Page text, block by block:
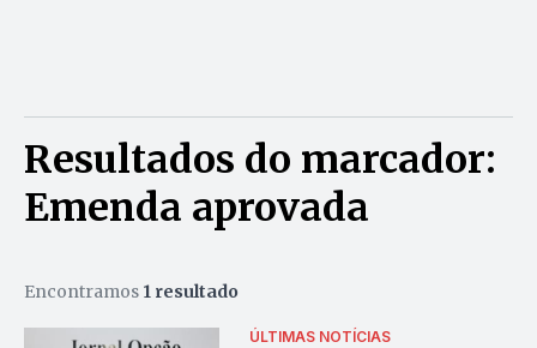
Resultados do marcador:
Emenda aprovada
Encontramos 1 resultado
ÚLTIMAS NOTÍCIAS